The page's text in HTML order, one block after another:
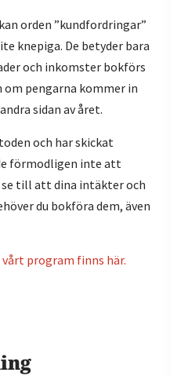
kan orden ”kundfordringar”
knepiga. De betyder bara
och inkomster bokförs
om pengarna kommer in
sidan av året.
och har skickat
förmodligen inte att
till att dina intäkter och
du bokföra dem, även
program finns här.